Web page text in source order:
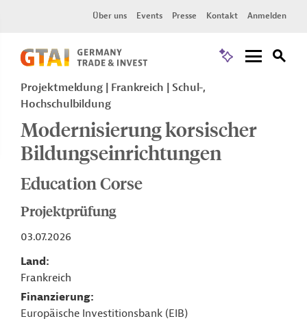
Über uns Events Presse Kontakt Anmelden
Projektmeldung Frankreich
Schul-,
Hochschulbildung
Modernisierung korsischer
Bildungseinrichtungen
Education Corse
Projektprüfung
03.07.2026
Land
Frankreich
Finanzierung
Europäische Investitionsbank (EIB)